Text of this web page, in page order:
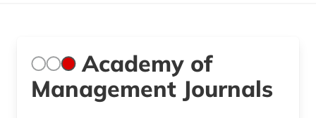
Academy of
Management Journals